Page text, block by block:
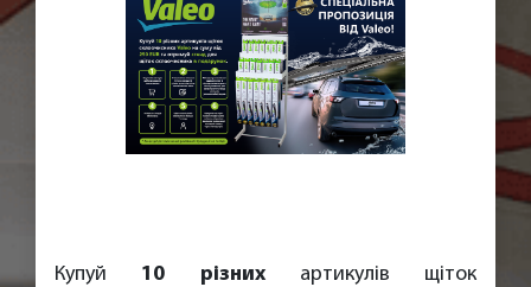
Купуй 10 різнихартикулів щіток